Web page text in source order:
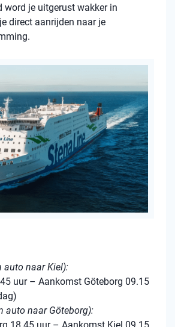
word je uitgerust wakker in
direct aanrijden naar je
auto naar Kiel):
uur – Aankomst Göteborg 09.15
auto naar Göteborg):
18.45 uur – Aankomst Kiel 09.15